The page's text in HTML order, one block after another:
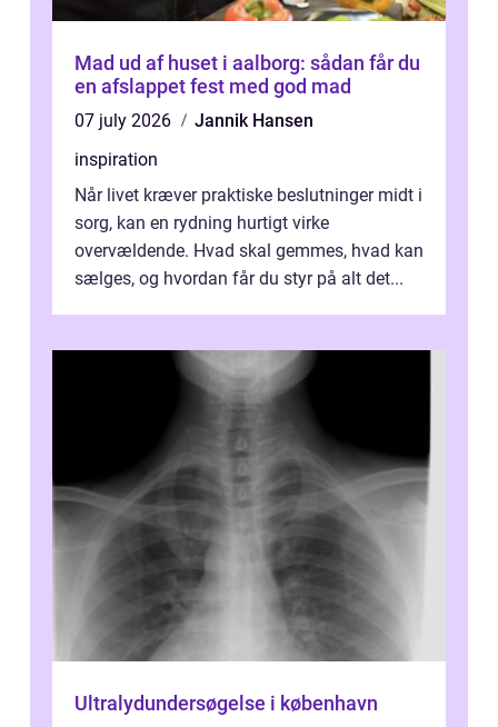
Mad ud af huset i aalborg: sådan får du
en afslappet fest med god mad
07 july 2026
Jannik Hansen
inspiration
Når livet kræver praktiske beslutninger midt i
sorg, kan en rydning hurtigt virke
overvældende. Hvad skal gemmes, hvad kan
sælges, og hvordan får du styr på alt det...
Ultralydundersøgelse i københavn